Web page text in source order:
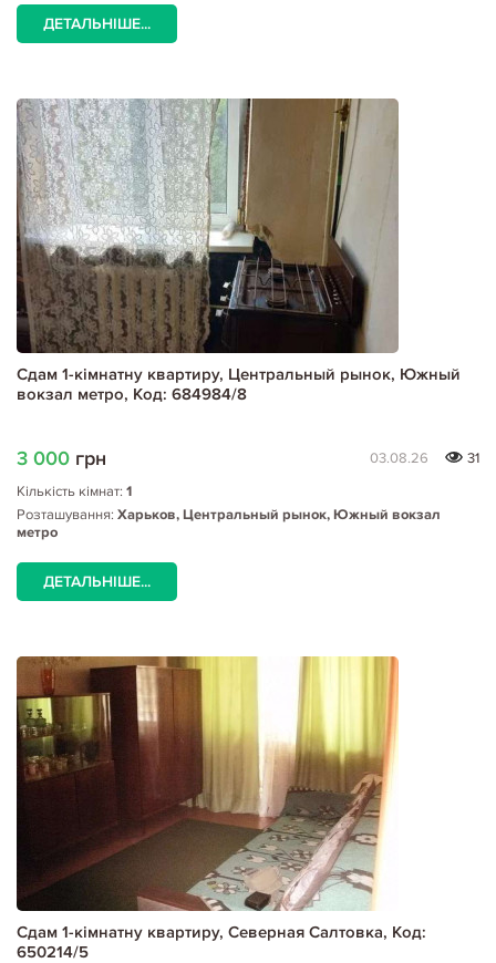
ДЕТАЛЬНІШЕ...
Сдам 1-кімнатну квартиру, Центральный рынок, Южный
вокзал метро, Код: 684984/8
3 000 грн 03.08.26
31
Кількість кімнат: 1
Розташування: Харьков, Центральный рынок, Южный вокзал
метро
ДЕТАЛЬНІШЕ...
Сдам 1-кімнатну квартиру, Северная Салтовка, Код:
650214/5